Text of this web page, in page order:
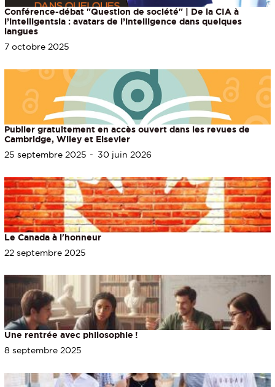
Conférence-débat "Question de société" | De la CIA à
l’intelligentsia : avatars de l’intelligence dans quelques
langues
7 octobre 2025
Publier gratuitement en accès ouvert dans les revues de
Cambridge, Wiley et Elsevier
25 septembre 2025
30 juin 2026
Le Canada à l'honneur
22 septembre 2025
Une rentrée avec philosophie !
8 septembre 2025